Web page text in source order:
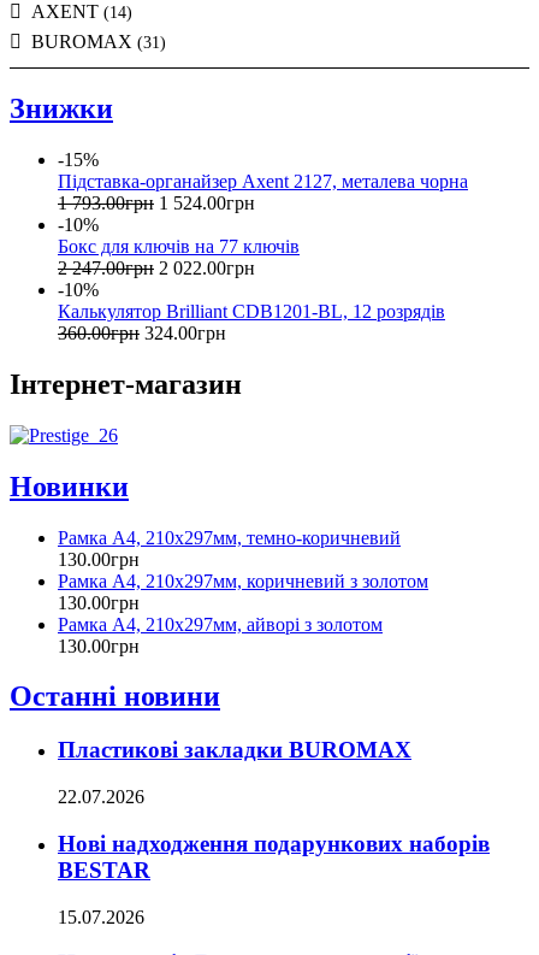
AXENT (14)
BUROMAX (31)
Знижки
-15%
Підставка-органайзер Axent 2127, металева чорна
1 793.00грн 1 524.00грн
-10%
Бокс для ключів на 77 ключів
2 247.00грн 2 022.00грн
-10%
Калькулятор Brilliant CDB1201-BL, 12 розрядів
360.00грн 324.00грн
Інтернет-магазин
Новинки
Рамка А4, 210х297мм, темно-коричневий
130.00грн
Рамка А4, 210х297мм, коричневий з золотом
130.00грн
Рамка А4, 210х297мм, айворі з золотом
130.00грн
Останні новини
Пластикові закладки BUROMAX
22.07.2026
Нові надходження подарункових наборів
BESTAR
15.07.2026